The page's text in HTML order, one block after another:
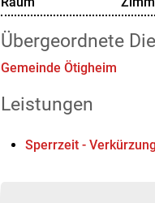
Übergeordnete
Gemeinde Ötigheim
Leistungen
Sperrzeit -